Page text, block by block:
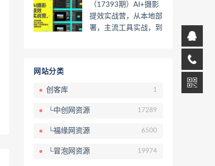
（17393期）AI+摄影
提效实战营，从本地部
署，主流工具实战，到
网站分类
创客库 1
└中创网资源 17289
└福缘网资源 6500
└冒泡网资源 19974